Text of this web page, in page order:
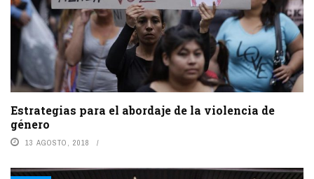
Estrategias para el abordaje de la violencia de
género
13 AGOSTO, 2018